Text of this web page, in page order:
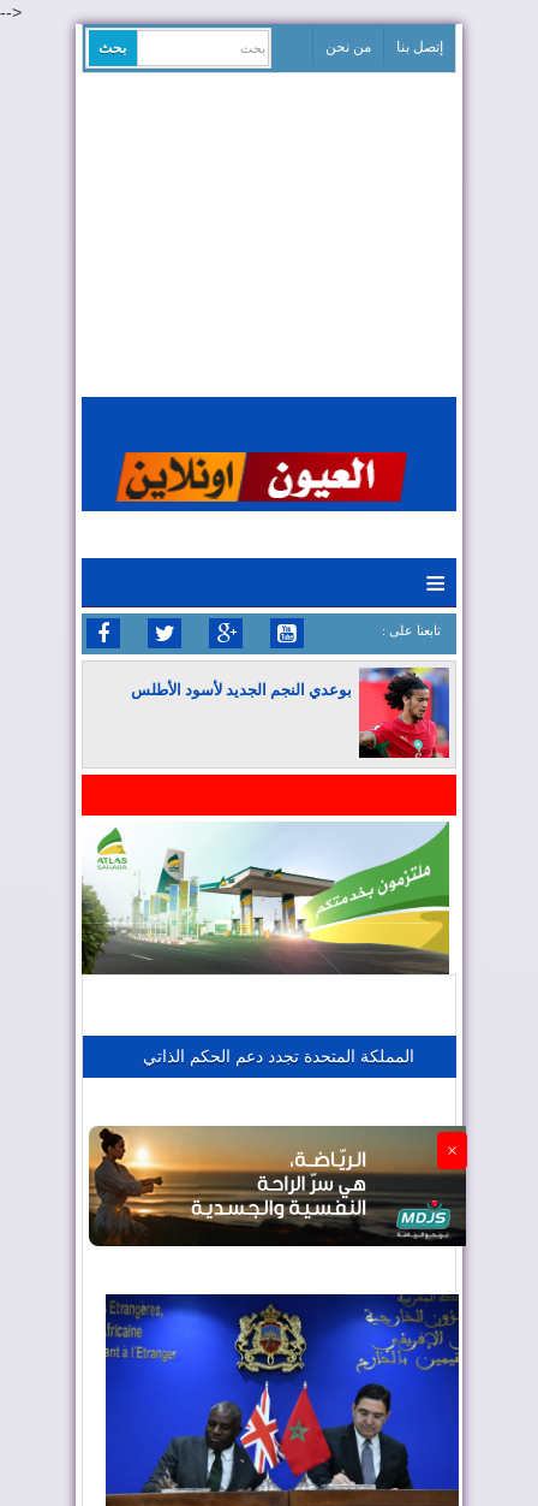
-->
إتصل بنا من نحن
≡
: تابعنا على
بوعدي النجم الجديد لأسود الأطلس
المغرب يعزز موقعه في صناعة الطيران
المملكة المتحدة تجدد دعم الحكم الذاتي
×